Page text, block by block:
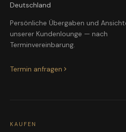
Deutschland
Persönliche Übergaben und
unserer Kundenlounge — nach
Terminvereinbarung.
Termin anfragen
KAUFEN